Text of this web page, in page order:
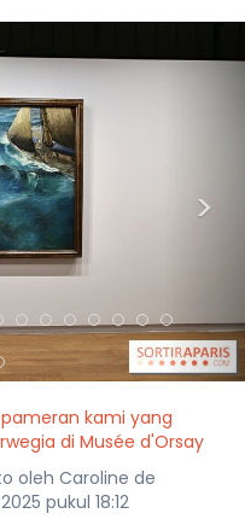
>
kami yang
di Musée d'Orsay
oleh Caroline de
pukul 18:12